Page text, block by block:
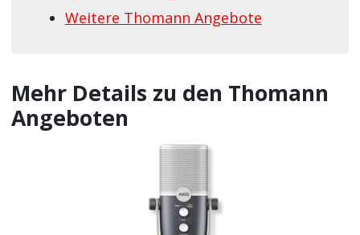
Weitere Thomann Angebote
Mehr Details zu den Thomann
Angeboten